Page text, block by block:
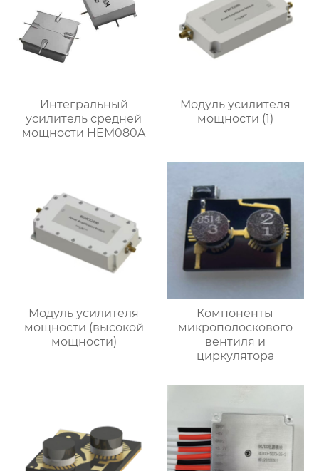
Интегральный
усилитель средней
мощности HEM080A
Модуль усилителя
мощности (1)
Модуль усилителя
мощности (высокой
мощности)
Компоненты
микрополоскового
вентиля и
циркулятора